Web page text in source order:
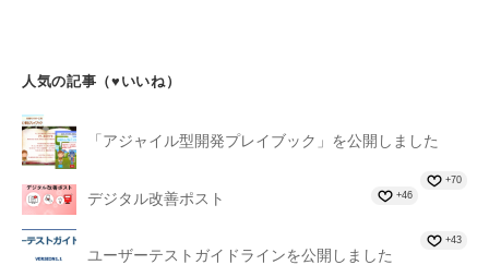
人気の記事（♥いいね）
「アジャイル型開発プレイブック」を公開しました
+70
デジタル改善ポスト +46
ユーザーテストガイドラインを公開しました
+43